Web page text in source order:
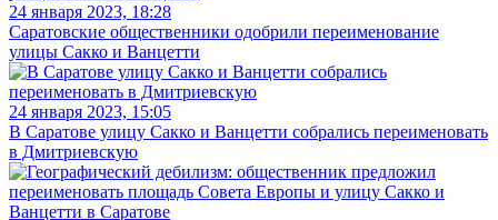
24 января 2023, 18:28
Саратовские общественники одобрили переименование
улицы Сакко и Ванцетти
24 января 2023, 15:05
В Саратове улицу Сакко и Ванцетти собрались переименовать
в Дмитриевскую